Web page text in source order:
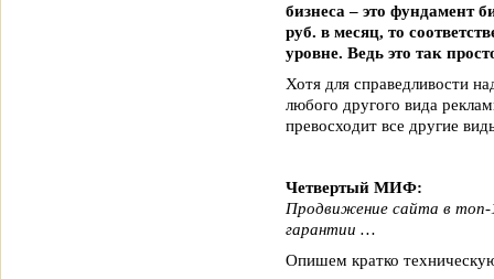
бизнеса – это фундамент
руб. в месяц, то
уровне. Ведь это так
Хотя для справедливости
любого другого вида
превосходит все другие
Четвертый МИФ:
Продвижение сайта в топ-
гарантии …
Опишем кратко